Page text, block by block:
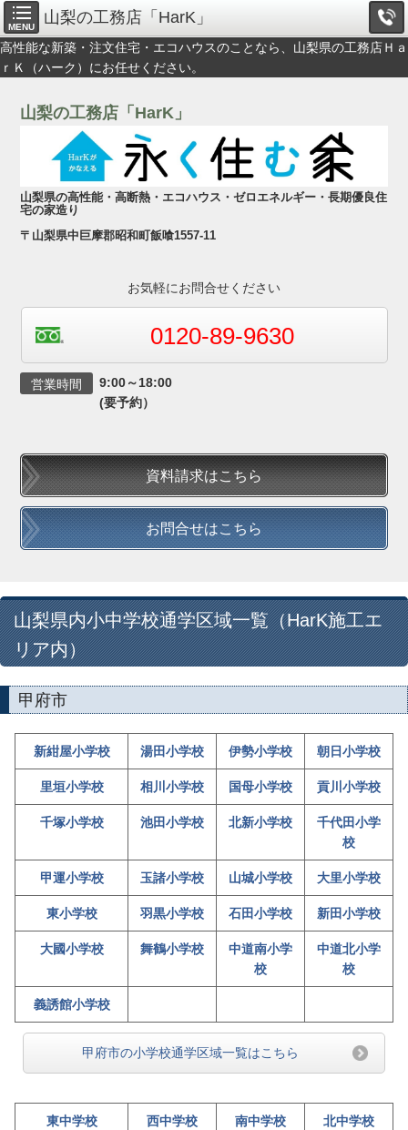
MENU
山梨の工務店「HarK」
高性能な新築・注文住宅・エコハウスのことなら、山梨県の工務店Ｈａ
ｒＫ（ハーク）にお任せください。
山梨の工務店「HarK」
山梨県の高性能・高断熱・エコハウス・ゼロエネルギー・長期優良住
宅の家造り
〒山梨県中巨摩郡昭和町飯喰1557-11
お気軽にお問合せください
0120-89-9630
営業時間
9:00～18:00
(要予約）
資料請求はこちら
お問合せはこちら
山梨県内小中学校通学区域一覧（HarK施工エ
リア内）
甲府市
新紺屋小学校 湯田小学校 伊勢小学校 朝日小学校
里垣小学校 相川小学校 国母小学校 貢川小学校
千塚小学校 池田小学校 北新小学校
千代田小学
校
甲運小学校 玉諸小学校 山城小学校 大里小学校
東小学校 羽黒小学校 石田小学校 新田小学校
大國小学校 舞鶴小学校
中道南小学
校
中道北小学
校
義誘館小学校
甲府市の小学校通学区域一覧はこちら
東中学校 西中学校 南中学校 北中学校